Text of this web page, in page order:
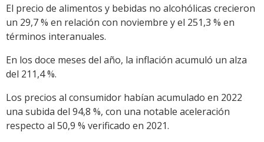
El precio de alimentos y bebidas no alcohólicas crecieron
un 29,7 % en relación con noviembre y el 251,3 % en
términos interanuales.
En los doce meses del año, la inflación acumuló un alza
del 211,4 %.
Los precios al consumidor habían acumulado en 2022
una subida del 94,8 %, con una notable aceleración
respecto al 50,9 % verificado en 2021.